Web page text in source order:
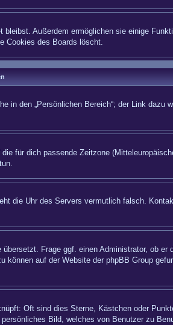
Außerdem ermöglichen sie einige
Cookies des Boards löscht.
in den „Persönlichen Bereich“; der Link dazu
für dich passende Zeitzone
die Uhr des Servers vermutlich falsch.
Frage ggf. einen Administrator, ob er
auf der Website der phpBB Group
Oft sind dies Sterne, Kästchen oder
Bild, welches von Benutzer zu